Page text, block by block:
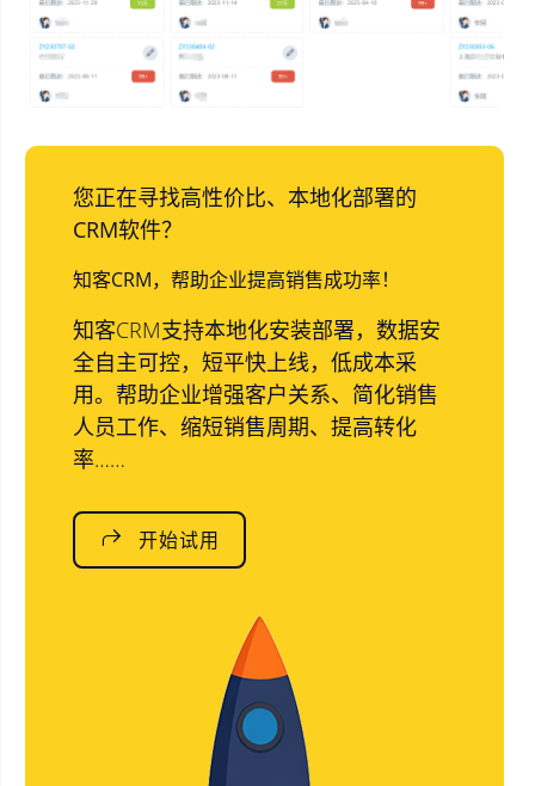
您正在寻找高性价比、本地化部署的
CRM软件？
知客CRM，帮助企业提高销售成功率！
知客CRM支持本地化安装部署，数据安
全自主可控，短平快上线，低成本采
用。帮助企业增强客户关系、简化销售
人员工作、缩短销售周期、提高转化
率……
开始试用